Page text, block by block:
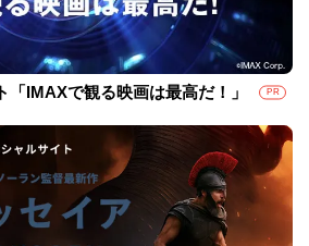
「IMAXで観る映画は最高だ！」 PR